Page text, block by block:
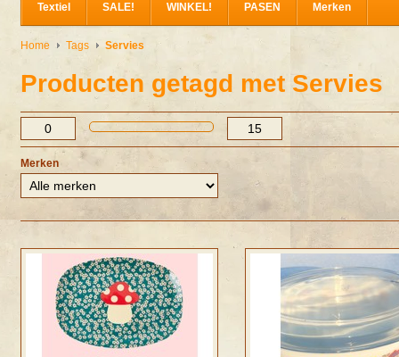
Textiel SALE! WINKEL! PASEN Merken
Home Tags Servies
Producten getagd met Servies
Merken